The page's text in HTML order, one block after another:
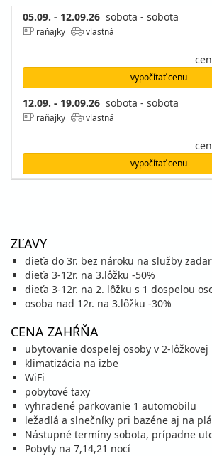
05.09. - 12.09.26 sobota - sobota
raňajky vlastná
vypočítať cenu
12.09. - 19.09.26 sobota - sobota
raňajky vlastná
vypočítať cenu
ZĽAVY
dieťa do 3r. bez nároku na služby
dieťa 3-12r. na 3.lôžku -50%
dieťa 3-12r. na 2. lôžku s 1 dospelou
osoba nad 12r. na 3.lôžku -30%
CENA ZAHŔŇA
ubytovanie dospelej osoby v 2-
klimatizácia na izbe
WiFi
pobytové taxy
vyhradené parkovanie 1 automobilu
ležadlá a slnečníky pri bazéne aj na
Nástupné termíny sobota, prípadne
Pobyty na 7,14,21 nocí